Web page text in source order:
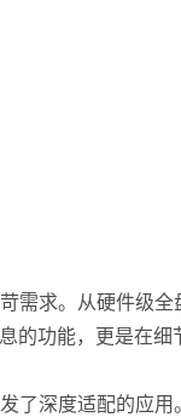
求。从硬件级全
的功能，更是在细
了深度适配的应用